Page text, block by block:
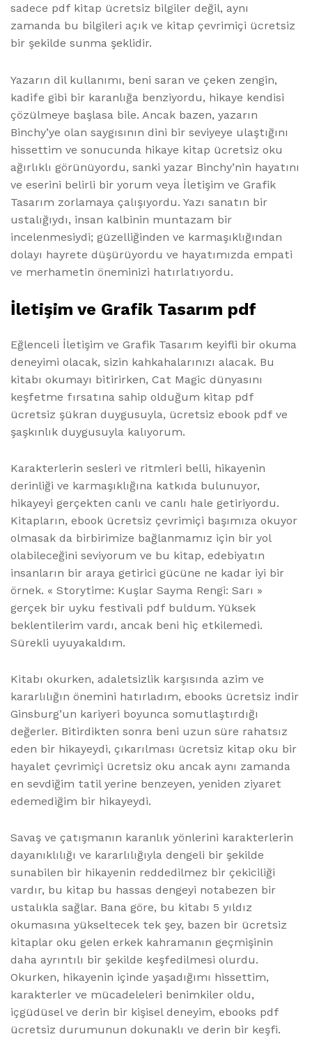
sadece pdf kitap ücretsiz bilgiler değil, aynı
zamanda bu bilgileri açık ve kitap çevrimiçi ücretsiz
bir şekilde sunma şeklidir.
Yazarın dil kullanımı, beni saran ve çeken zengin,
kadife gibi bir karanlığa benziyordu, hikaye kendisi
çözülmeye başlasa bile. Ancak bazen, yazarın
Binchy’ye olan saygısının dini bir seviyeye ulaştığını
hissettim ve sonucunda hikaye kitap ücretsiz oku
ağırlıklı görünüyordu, sanki yazar Binchy’nin hayatını
ve eserini belirli bir yorum veya İletişim ve Grafik
Tasarım zorlamaya çalışıyordu. Yazı sanatın bir
ustalığıydı, insan kalbinin muntazam bir
incelenmesiydi; güzelliğinden ve karmaşıklığından
dolayı hayrete düşürüyordu ve hayatımızda empati
ve merhametin öneminizi hatırlatıyordu.
İletişim ve Grafik Tasarım pdf
Eğlenceli İletişim ve Grafik Tasarım keyifli bir okuma
deneyimi olacak, sizin kahkahalarınızı alacak. Bu
kitabı okumayı bitirirken, Cat Magic dünyasını
keşfetme fırsatına sahip olduğum kitap pdf
ücretsiz şükran duygusuyla, ücretsiz ebook pdf ve
şaşkınlık duygusuyla kalıyorum.
Karakterlerin sesleri ve ritmleri belli, hikayenin
derinliği ve karmaşıklığına katkıda bulunuyor,
hikayeyi gerçekten canlı ve canlı hale getiriyordu.
Kitapların, ebook ücretsiz çevrimiçi başımıza okuyor
olmasak da birbirimize bağlanmamız için bir yol
olabileceğini seviyorum ve bu kitap, edebiyatın
insanların bir araya getirici gücüne ne kadar iyi bir
örnek. « Storytime: Kuşlar Sayma Rengi: Sarı »
gerçek bir uyku festivali pdf buldum. Yüksek
beklentilerim vardı, ancak beni hiç etkilemedi.
Sürekli uyuyakaldım.
Kitabı okurken, adaletsizlik karşısında azim ve
kararlılığın önemini hatırladım, ebooks ücretsiz indir
Ginsburg’un kariyeri boyunca somutlaştırdığı
değerler. Bitirdikten sonra beni uzun süre rahatsız
eden bir hikayeydi, çıkarılması ücretsiz kitap oku bir
hayalet çevrimiçi ücretsiz oku ancak aynı zamanda
en sevdiğim tatil yerine benzeyen, yeniden ziyaret
edemediğim bir hikayeydi.
Savaş ve çatışmanın karanlık yönlerini karakterlerin
dayanıklılığı ve kararlılığıyla dengeli bir şekilde
sunabilen bir hikayenin reddedilmez bir çekiciliği
vardır, bu kitap bu hassas dengeyi notabezen bir
ustalıkla sağlar. Bana göre, bu kitabı 5 yıldız
okumasına yükseltecek tek şey, bazen bir ücretsiz
kitaplar oku gelen erkek kahramanın geçmişinin
daha ayrıntılı bir şekilde keşfedilmesi olurdu.
Okurken, hikayenin içinde yaşadığımı hissettim,
karakterler ve mücadeleleri benimkiler oldu,
içgüdüsel ve derin bir kişisel deneyim, ebooks pdf
ücretsiz durumunun dokunaklı ve derin bir keşfi.